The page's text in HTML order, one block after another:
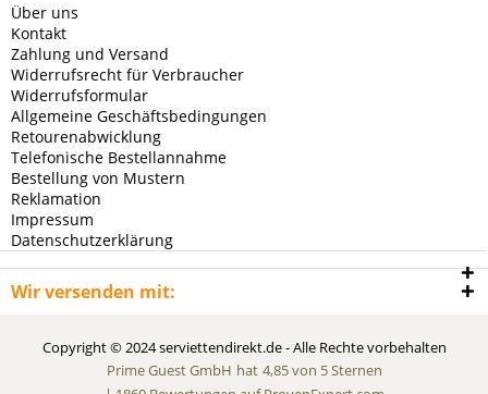
Über uns
Kontakt
Zahlung und Versand
Widerrufsrecht für Verbraucher
Widerrufsformular
Allgemeine Geschäftsbedingungen
Retourenabwicklung
Telefonische Bestellannahme
Bestellung von Mustern
Reklamation
Impressum
Datenschutzerklärung
Wir versenden mit:
Copyright © 2024 serviettendirekt.de - Alle Rechte vorbehalten
Prime Guest GmbH hat 4,85von 5Sternen